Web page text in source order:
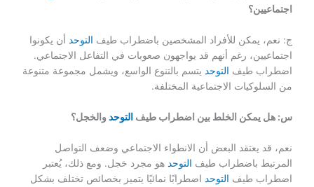
اجتماعيين؟
ج: نعم، يمكن للأفراد المشخصين باضطراب طيف التوحد أن يكونوا
اجتماعيين، رغم أنهم قد يواجهون صعوبات في التفاعل الاجتماعي.
اضطراب طيف التوحد يتسم بالتنوع الواسع، ويشمل مجموعة متنوعة
من السلوكيات الاجتماعية المختلفة.
س: هل يمكن الخلط بين اضطراب طيف التوحدوالخجل؟
نعم، قد يعتقد البعض أن الانطواء الاجتماعي وضعف التواصل
المرتبط باضطراب طيف التوحد هو مجرد خجل. ومع ذلك، يُعتبر
اضطراب طيف التوحد اضطرابًا نمائيًا يتميز بخصائص تختلف بشكل